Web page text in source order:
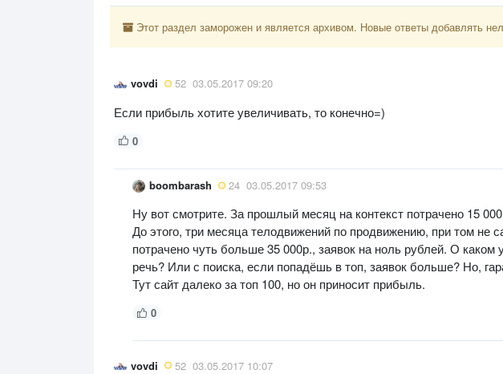
Этот раздел заморожен и является архивом. Новые ответы добавлять
vovdi 52 03.05.2017 09:20
Если прибыль хотите увеличивать, то конечно=)
0
boombarash 24 03.05.2017 09:53
Ну вот смотрите. За прошлый месяц на контекст потрачено 15
До этого, три месяца телодвижений по продвижению, при том не
потрачено чуть больше 35 000р., заявок на ноль рублей. О
речь? Или с поиска, если попадёшь в топ, заявок больше? Но,
Тут сайт далеко за топ 100, но он приносит прибыль.
0
vovdi 52 03.05.2017 10:07